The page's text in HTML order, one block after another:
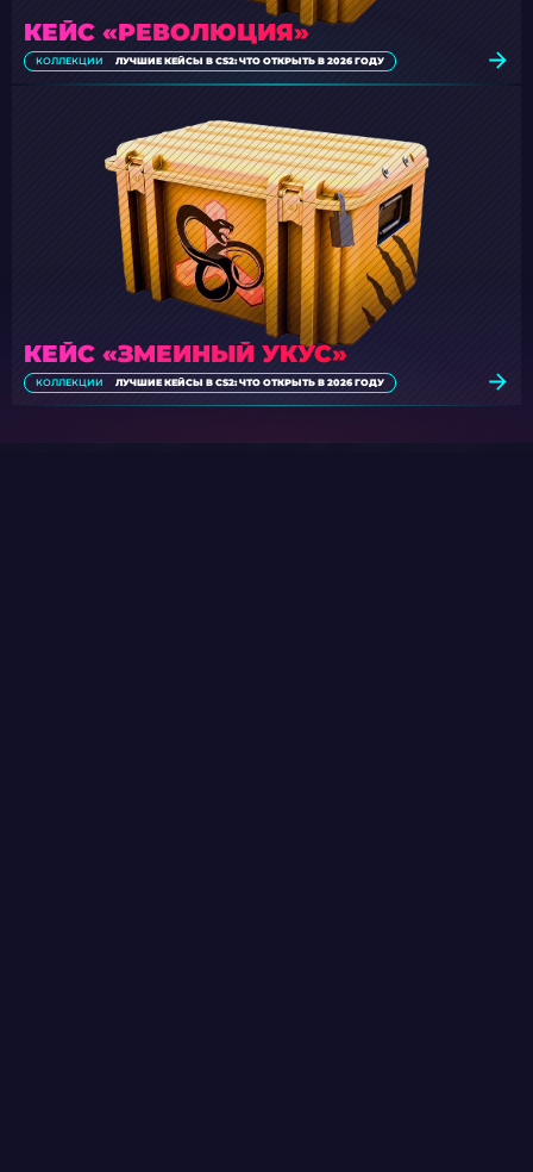
КЕЙС «РЕВОЛЮЦИЯ»
КОЛЛЕКЦИИ ЛУЧШИЕ КЕЙСЫ В CS2: ЧТО ОТКРЫТЬ В 2026 ГОДУ
КЕЙС «ЗМЕИНЫЙ УКУС»
КОЛЛЕКЦИИ ЛУЧШИЕ КЕЙСЫ В CS2: ЧТО ОТКРЫТЬ В 2026 ГОДУ